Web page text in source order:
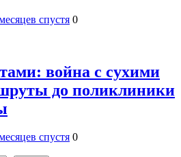
спустя 0
война с сухими
до поликлиники
спустя 0